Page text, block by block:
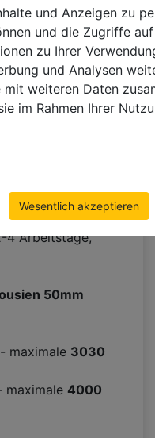
und Anzeigen zu
und die Zugriffe
zu Ihrer
und Analysen
weiteren Daten
im Rahmen Ihrer
Wesentlich akzeptieren
6-7Arbeitstage +
Holzjalousien
Arbeitstage. +
4 Arbeitstage,
50mm
maximale 3030
maximale 4000